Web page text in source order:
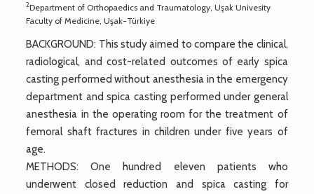
2Department of Orthopaedics and Traumatology, Uşak Univesity
Faculty of Medicine, Uşak-Türkiye
BACKGROUND: This study aimed to compare the clinical,
radiological, and cost-related outcomes of early spica
casting performed without anesthesia in the emergency
department and spica casting performed under general
anesthesia in the operating room for the treatment of
femoral shaft fractures in children under five years of
age.
METHODS: One hundred eleven patients who
underwent closed reduction and spica casting for